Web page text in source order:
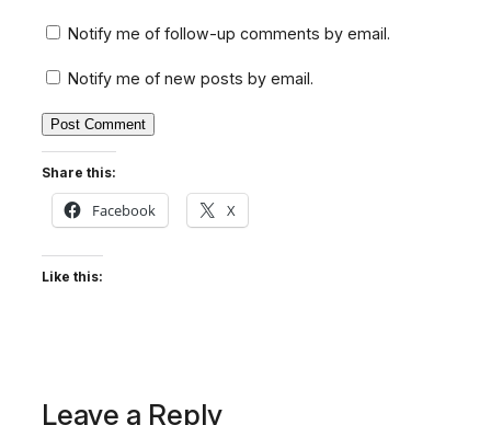
Notify me of follow-up comments by email.
Notify me of new posts by email.
Share this:
Facebook X
Like this:
Leave a Reply